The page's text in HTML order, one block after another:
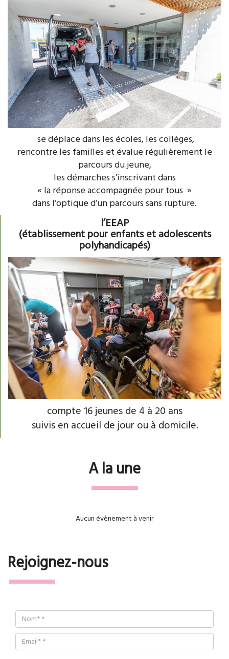
se déplace dans les écoles, les collèges,
rencontre les familles et évalue régulièrement le
parcours du jeune,
les démarches s’inscrivant dans
« la réponse accompagnée pour tous »
dans l’optique d’un parcours sans rupture.
l’EEAP
(établissement pour enfants et adolescents
polyhandicapés)
compte 16 jeunes de 4 à 20 ans
suivis en accueil de jour ou à domicile.
A la une
Aucun évènement à venir
Rejoignez-nous